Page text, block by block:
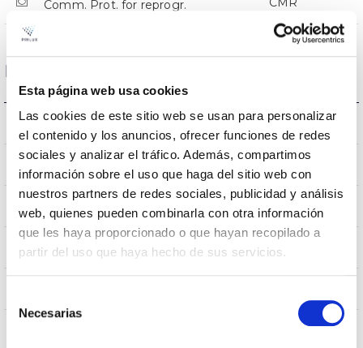
Esta página web usa cookies
Las cookies de este sitio web se usan para personalizar
el contenido y los anuncios, ofrecer funciones de redes
sociales y analizar el tráfico. Además, compartimos
información sobre el uso que haga del sitio web con
nuestros partners de redes sociales, publicidad y análisis
web, quienes pueden combinarla con otra información
que les haya proporcionado o que hayan recopilado a
partir del uso que haya hecho de sus servicios.
Necesarias
Comm. Prot. for reprogr.
Dimensions and Mounting
Mounting Crosier Mount
Wind Resistance 0,252m2
Measures 750x336x114mm
Mounting position Crosier Mount